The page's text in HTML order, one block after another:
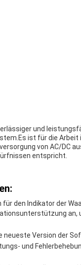
und
ist für die
von AC/DC
entspricht.
den Indikator der
an,
Version der
und